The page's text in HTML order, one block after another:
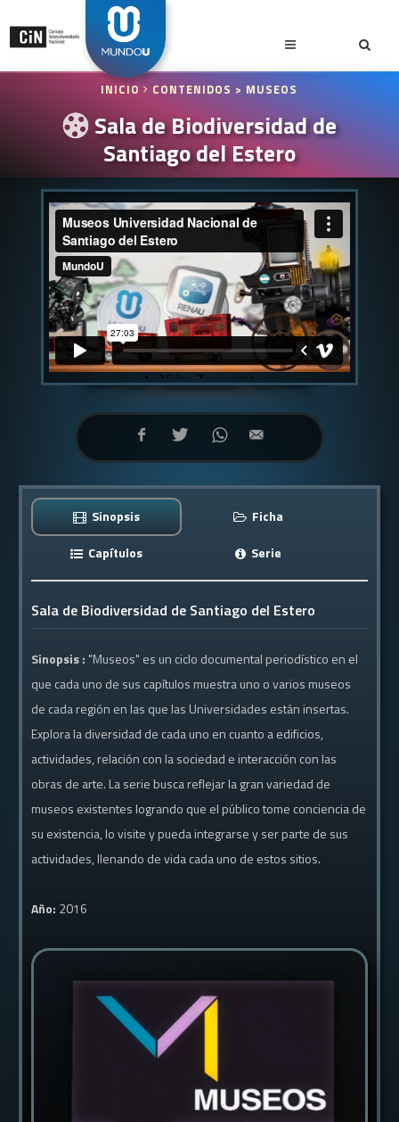
INICIO CONTENIDOS > MUSEOS
Sala de Biodiversidad de
Santiago del Estero
Sinopsis
Ficha
Capítulos
Serie
Sala de Biodiversidad de Santiago del Estero
Sinopsis : "Museos" es un ciclo documental periodístico en el
que cada uno de sus capítulos muestra uno o varios museos
de cada región en las que las Universidades están insertas.
Explora la diversidad de cada uno en cuanto a edificios,
actividades, relación con la sociedad e interacción con las
obras de arte. La serie busca reflejar la gran variedad de
museos existentes logrando que el público tome conciencia de
su existencia, lo visite y pueda integrarse y ser parte de sus
actividades, llenando de vida cada uno de estos sitios.
Año: 2016